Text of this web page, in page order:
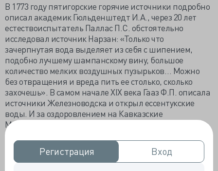
Регистрация
Регистрация Вход
Вход
В 1773 году пятигорские горячие источники подробно
описал академик Гюльденштедт И.А., через 20 лет
естествоиспытатель Паллас П.С. обстоятельно
исследовал источник Нарзан: «Только что
зачерпнутая вода выделяет из себя с шипением,
подобно лучшему шампанскому вину, большое
количество мелких воздушных пузырьков… Можно
без отвращения и вреда пить ее столько, сколько
захочешь». В самом начале ХIХ века Гааз Ф.П. описала
источники Железноводска и открыл ессентукские
воды. И за оздоровлением на Кавказские
Минеральные Воды потянулись больные и здоровые
подданные Российской империи.
Забавно, но в медицинской энциклопедии начала
прошлого века разделам терапии минеральными